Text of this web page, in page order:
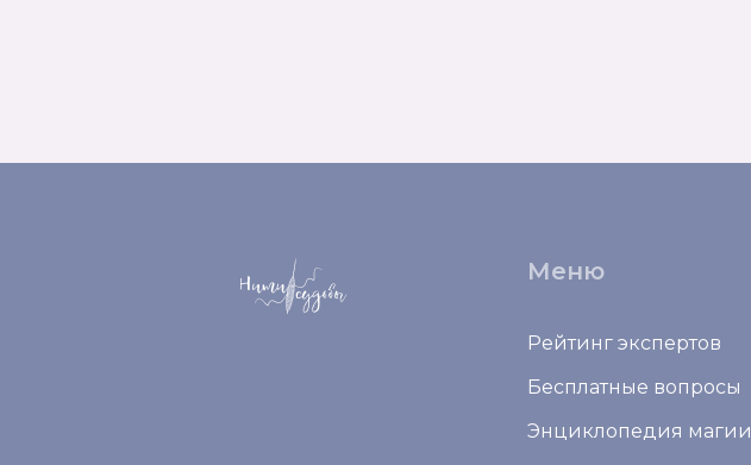
Меню
Рейтинг экспертов
Бесплатные вопросы
Энциклопедия магии